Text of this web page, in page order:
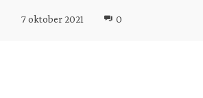
7 oktober 2021 0